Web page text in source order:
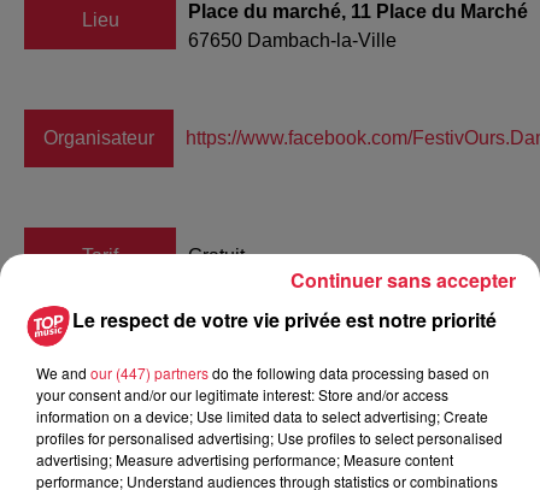
Lieu
Place du marché, 11 Place du Marché
67650 Dambach-la-Ville
Organisateur https://www.facebook.com/
Tarif Gratuit
et partagent des moments festifs pendant la saison estivale.
Venez déguster les tartes flambées, bretzels, burgers,
grillades, etc. proposées par les associations de la
Le respect de votre vie privée est notre priorité
We and our (447) partnersdo the following data processing based on
your consent and/or our legitimate interest: Store and/or access
information on a device; Use limited data to select advertising; Create
profiles for personalised advertising; Use profiles to select personalised
advertising; Measure advertising performance; Measure content
performance; Understand audiences through statistics or combinations
Continuer sans accepter